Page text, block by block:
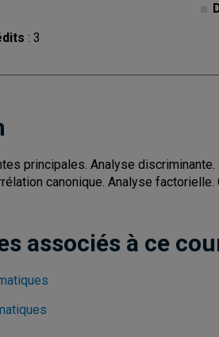
: 3
principales. Analyse
canonique. Analyse factorielle.
associés à ce